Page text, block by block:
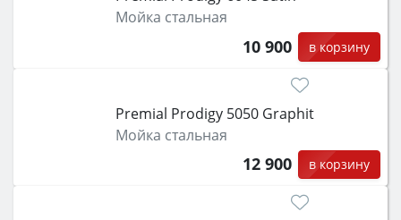
Мойка стальная
10 900 в корзину
Premial Prodigy 5050 Graphit
Мойка стальная
12 900 в корзину